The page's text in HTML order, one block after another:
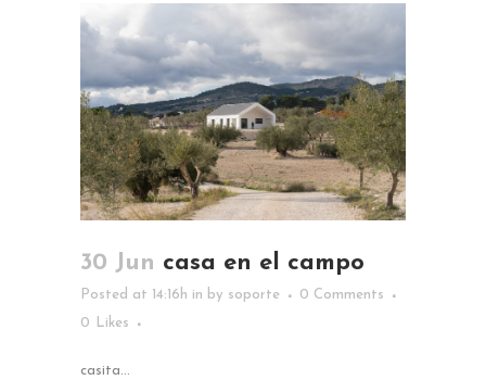
30 Jun casa en el campo
Posted at 14:16h in by soporte
0 Comments
0
Likes
casita...